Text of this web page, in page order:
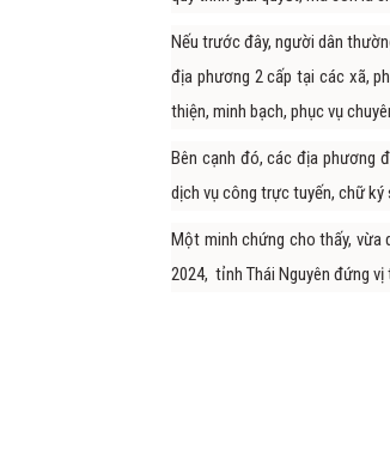
Nếu trước đây, người dân
địa phương 2 cấp tại các xã,
thiện, minh bạch, phục vụ
Bên cạnh đó, các địa phương
dịch vụ công trực tuyến, chữ ký
Một minh chứng cho thấy, vừa
2024, tỉnh Thái Nguyên đứng